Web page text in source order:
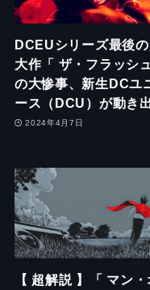
DCEUシリーズ最後
大作「 ザ・フラッシュ
の大惨事、新生DCユ
ース（DCU）が動き
2024年4月7日
【 超解説 】「 マン・